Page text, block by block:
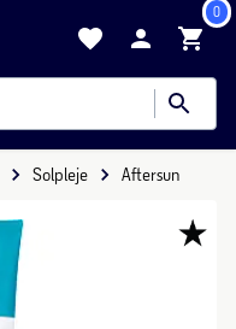
0
Solpleje Aftersun